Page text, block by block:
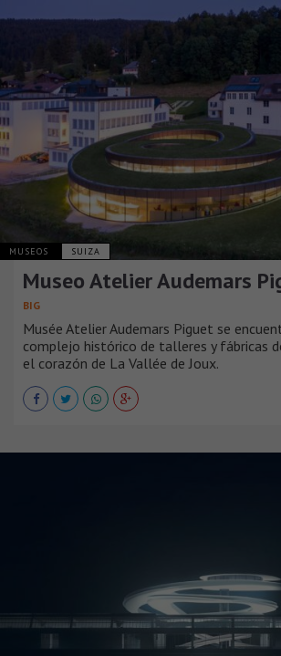
MUSEOS SUIZA
Museo Atelier Audemars
BIG
Musée Atelier Audemars Piguet se
complejo histórico de talleres y fábricas
el corazón de La Vallée de Joux.